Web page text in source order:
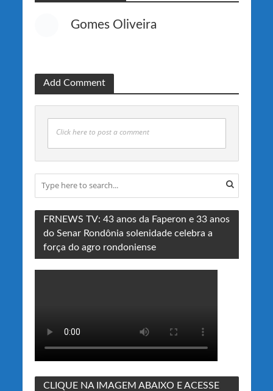
Gomes Oliveira
Add Comment
Click here to post a comment
FRNEWS TV: 43 anos da Faperon e 33 anos
do Senar Rondônia solenidade celebra a
força do agro rondoniense
CLIQUE NA IMAGEM ABAIXO E ACESSE